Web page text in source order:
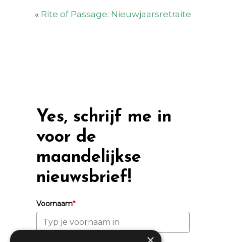
« Rite of Passage: Nieuwjaarsretraite
Yes, schrijf me in
voor de
maandelijkse
nieuwsbrief!
Voornaam*